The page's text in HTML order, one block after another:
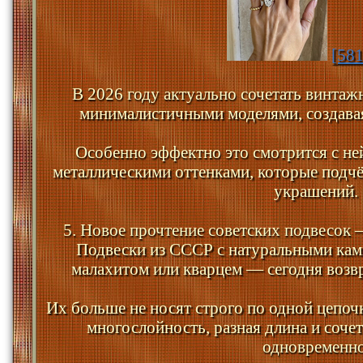
В 2026 году актуально сочетать
минималистичными моделями,
Особенно эффектно это смотрится с
металлическими оттенками, которые
украшений.
5. Новое прочтение советских
Подвески из СССР с натуральными
малахитом или кварцем — сегодня
Их больше не носят строго по одной
многослойность, разная длина и